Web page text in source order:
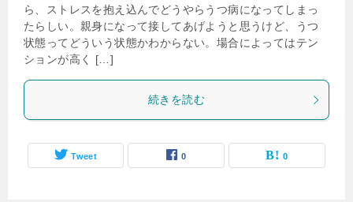
ら、ストレスを抱え込んでどうやらうつ病になってしまっ
たらしい。親身になって接してあげようと思うけど、うつ
状態ってどういう状態かわからない。場合によってはテン
ションが高く […]
続きを読む
Tweet 0 0